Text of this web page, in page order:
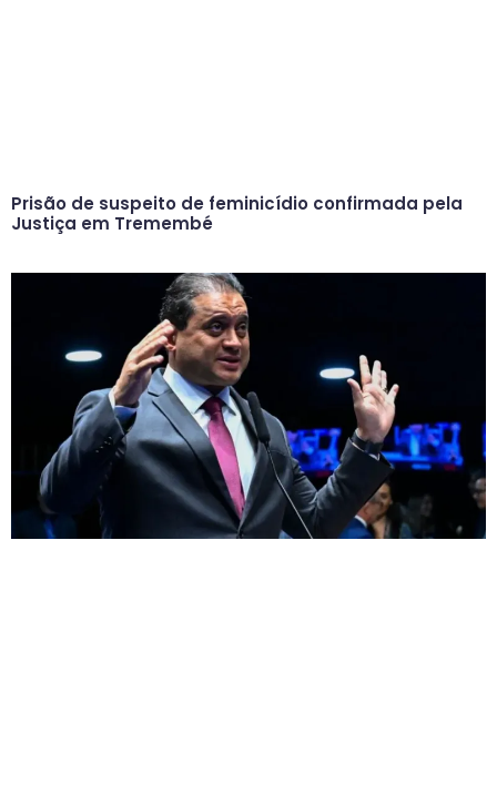
Prisão de suspeito de feminicídio confirmada pela
Justiça em Tremembé